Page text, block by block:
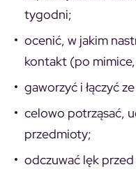
tygodni;
ocenić, w jakim
kontakt (po mimice,
gaworzyć i łączyć
celowo potrząsać,
przedmioty;
odczuwać lęk